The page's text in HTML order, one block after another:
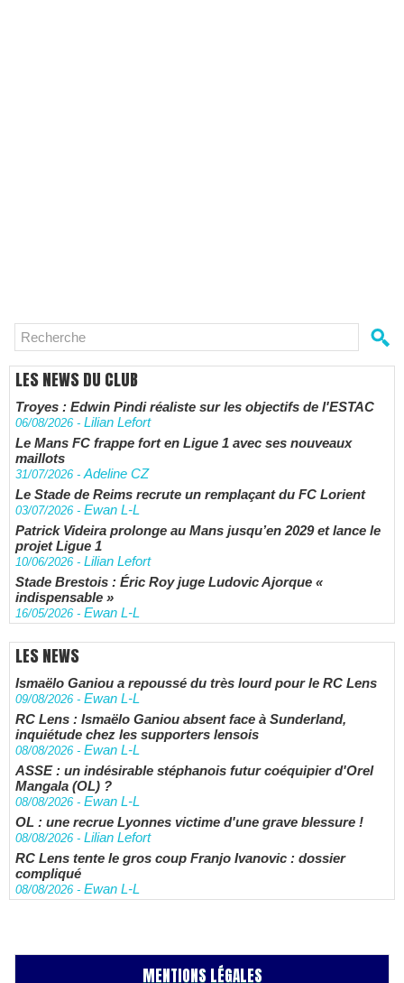
LES NEWS DU CLUB
Troyes : Edwin Pindi réaliste sur les objectifs de l'ESTAC
06/08/2026 - Lilian Lefort
Le Mans FC frappe fort en Ligue 1 avec ses nouveaux
maillots
31/07/2026 -Adeline CZ
Le Stade de Reims recrute un remplaçant du FC Lorient
03/07/2026 - Ewan L-L
Patrick Videira prolonge au Mans jusqu’en 2029 et lance le
projet Ligue 1
10/06/2026 - Lilian Lefort
Stade Brestois : Éric Roy juge Ludovic Ajorque «
indispensable »
16/05/2026 - Ewan L-L
LES NEWS
Ismaëlo Ganiou a repoussé du très lourd pour le RC Lens
09/08/2026 - Ewan L-L
RC Lens : Ismaëlo Ganiou absent face à Sunderland,
inquiétude chez les supporters lensois
08/08/2026 - Ewan L-L
ASSE : un indésirable stéphanois futur coéquipier d'Orel
Mangala (OL) ?
08/08/2026 - Ewan L-L
OL : une recrue Lyonnes victime d'une grave blessure !
08/08/2026 - Lilian Lefort
RC Lens tente le gros coup Franjo Ivanovic : dossier
compliqué
08/08/2026 - Ewan L-L
MENTIONS LÉGALES